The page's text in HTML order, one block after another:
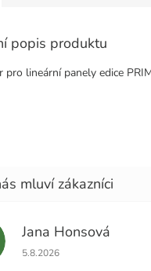
popis produktu
pro lineární panely edice
Jana Honsová
Hodnocení obchodu je 5 z
5.8.2026